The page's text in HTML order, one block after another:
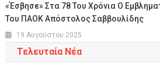
«Έσβησε» Στα 78 Του Χρόνια Ο
Του ΠΑΟΚ Απόστολος Σαββουλίδης
19 Αυγούστου 2025
Τελευταία Νέα